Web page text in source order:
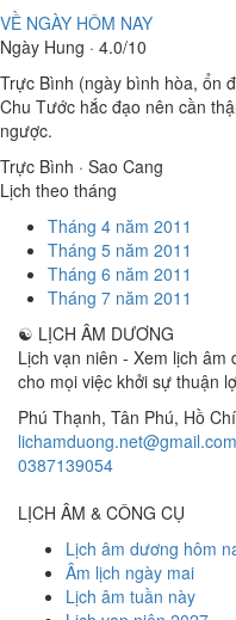
VỀ NGÀY HÔM NAY
Ngày Hung · 4.0/10
Trực Bình (ngày bình hòa, ổn
Chu Tước hắc đạo nên cần
ngược.
Trực Bình · Sao Cang
Lịch theo tháng
Tháng 4 năm 2011
Tháng 5 năm 2011
Tháng 6 năm 2011
Tháng 7 năm 2011
☯ LỊCH ÂM DƯƠNG
Lịch vạn niên - Xem lịch
cho mọi việc khởi sự thuận
Phú Thạnh, Tân Phú, Hồ
lichamduong.net@gmail.com
0387139054
LỊCH ÂM & CÔNG CỤ
Lịch âm dương hôm
Âm lịch ngày mai
Lịch âm tuần này